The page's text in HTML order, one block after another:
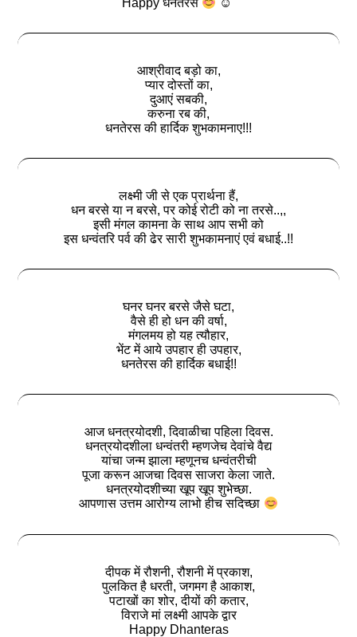
Happy धनतेरस
☺
आश्रीवाद बड़ो का,
प्यार दोस्तों का,
दुआएं सबकी,
करुना रब की,
धनतेरस की हार्दिक शुभकामनाए!!!
लक्ष्मी जी से एक प्रार्थना हैं,
धन बरसे या न बरसे, पर कोई रोटी को ना तरसे..,,
इसी मंगल कामना के साथ आप सभी को
इस धन्वंतरि पर्व की ढेर सारी शुभकामनाएं एवं बधाई..!!
घनर घनर बरसे जैसे घटा,
वैसे ही हो धन की वर्षा,
मंगलमय हो यह त्यौहार,
भेंट में आये उपहार ही उपहार,
धनतेरस की हार्दिक बधाई!!
आज धनत्रयोदशी, दिवाळीचा पहिला दिवस.
धनत्रयोदशीला धन्वंतरी म्हणजेच देवांचे वैद्य
यांचा जन्म झाला म्हणूनच धन्वंतरीची
पूजा करून आजचा दिवस साजरा केला जाते.
धनत्रयोदशीच्या खूप खूप शुभेच्छा.
आपणास उत्तम आरोग्य लाभो हीच सदिच्छा
दीपक में रौशनी, रौशनी में प्रकाश,
पुलकित है धरती, जगमग है आकाश,
पटाखों का शोर, दीयों की कतार,
विराजे मां लक्ष्मी आपके द्वार
Happy Dhanteras